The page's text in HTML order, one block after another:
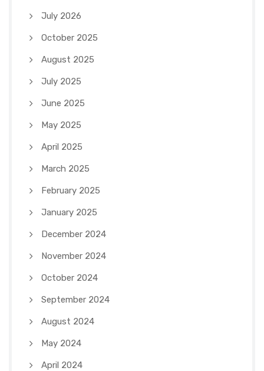
July 2026
October 2025
August 2025
July 2025
June 2025
May 2025
April 2025
March 2025
February 2025
January 2025
December 2024
November 2024
October 2024
September 2024
August 2024
May 2024
April 2024